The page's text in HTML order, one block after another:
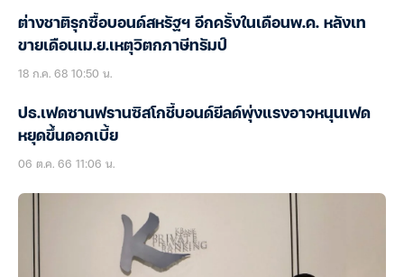
ต่างชาติรุกซื้อบอนด์สหรัฐฯ อีกครั้งในเดือนพ.ค. หลังเท
ขายเดือนเม.ย.เหตุวิตกภาษีทรัมป์
18 ก.ค. 68 10:50 น.
ปธ.เฟดซานฟรานซิสโกชี้บอนด์ยีลด์พุ่งแรงอาจหนุนเฟด
หยุดขึ้นดอกเบี้ย
06 ต.ค. 66 11:06 น.